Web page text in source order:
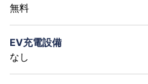
無料
EV充電設備
なし